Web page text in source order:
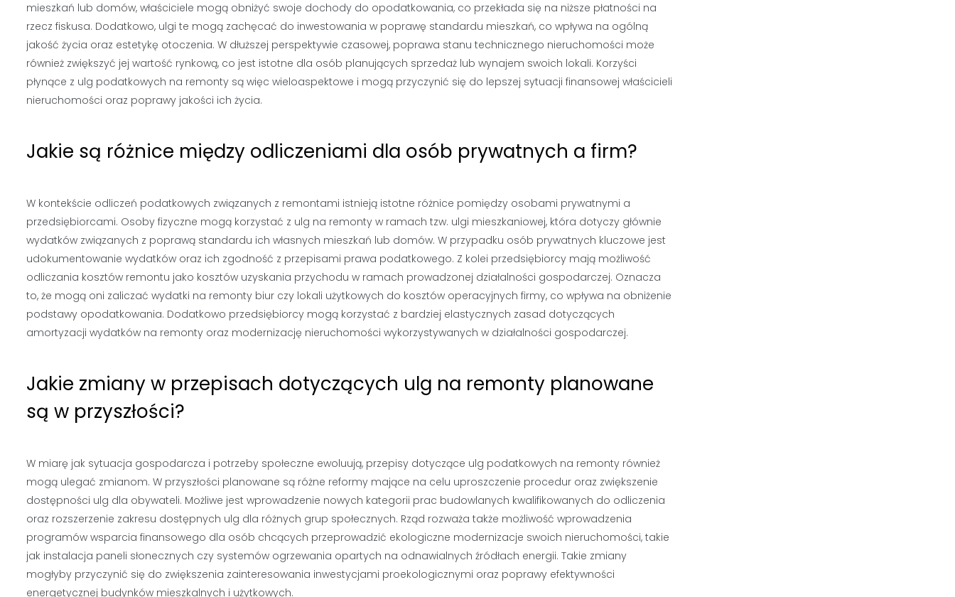
mieszkań lub domów, właściciele mogą obniżyć swoje dochody do opodatkowania, co przekłada się na niższe płatności na
rzecz fiskusa. Dodatkowo, ulgi te mogą zachęcać do inwestowania w poprawę standardu mieszkań, co wpływa na ogólną
jakość życia oraz estetykę otoczenia. W dłuższej perspektywie czasowej, poprawa stanu technicznego nieruchomości może
również zwiększyć jej wartość rynkową, co jest istotne dla osób planujących sprzedaż lub wynajem swoich lokali. Korzyści
płynące z ulg podatkowych na remonty są więc wieloaspektowe i mogą przyczynić się do lepszej sytuacji finansowej właścicieli
nieruchomości oraz poprawy jakości ich życia.
Jakie są różnice między odliczeniami dla osób prywatnych a firm?
W kontekście odliczeń podatkowych związanych z remontami istnieją istotne różnice pomiędzy osobami prywatnymi a
przedsiębiorcami. Osoby fizyczne mogą korzystać z ulg na remonty w ramach tzw. ulgi mieszkaniowej, która dotyczy głównie
wydatków związanych z poprawą standardu ich własnych mieszkań lub domów. W przypadku osób prywatnych kluczowe jest
udokumentowanie wydatków oraz ich zgodność z przepisami prawa podatkowego. Z kolei przedsiębiorcy mają możliwość
odliczania kosztów remontu jako kosztów uzyskania przychodu w ramach prowadzonej działalności gospodarczej. Oznacza
to, że mogą oni zaliczać wydatki na remonty biur czy lokali użytkowych do kosztów operacyjnych firmy, co wpływa na obniżenie
podstawy opodatkowania. Dodatkowo przedsiębiorcy mogą korzystać z bardziej elastycznych zasad dotyczących
amortyzacji wydatków na remonty oraz modernizację nieruchomości wykorzystywanych w działalności gospodarczej.
Jakie zmiany w przepisach dotyczących ulg na remonty planowane
są w przyszłości?
W miarę jak sytuacja gospodarcza i potrzeby społeczne ewoluują, przepisy dotyczące ulg podatkowych na remonty również
mogą ulegać zmianom. W przyszłości planowane są różne reformy mające na celu uproszczenie procedur oraz zwiększenie
dostępności ulg dla obywateli. Możliwe jest wprowadzenie nowych kategorii prac budowlanych kwalifikowanych do odliczenia
oraz rozszerzenie zakresu dostępnych ulg dla różnych grup społecznych. Rząd rozważa także możliwość wprowadzenia
programów wsparcia finansowego dla osób chcących przeprowadzić ekologiczne modernizacje swoich nieruchomości, takie
jak instalacja paneli słonecznych czy systemów ogrzewania opartych na odnawialnych źródłach energii. Takie zmiany
mogłyby przyczynić się do zwiększenia zainteresowania inwestycjami proekologicznymi oraz poprawy efektywności
energetycznej budynków mieszkalnych i użytkowych.